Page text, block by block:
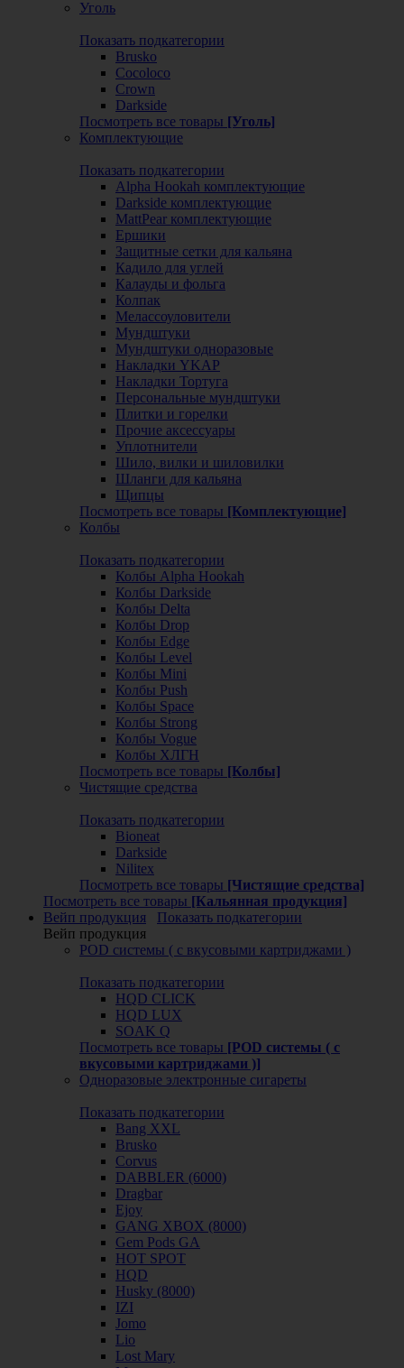
Уголь
Показать подкатегории
Brusko
Cocoloco
Crown
Darkside
Посмотреть все товары [Уголь]
Комплектующие
Показать подкатегории
Alpha Hookah комплектующие
Darkside комплектующие
MattPear комплектующие
Ершики
Защитные сетки для кальяна
Кадило для углей
Калауды и фольга
Колпак
Мелассоуловители
Мундштуки
Мундштуки одноразовые
Накладки YKAP
Накладки Тортуга
Персональные мундштуки
Плитки и горелки
Прочие аксессуары
Уплотнители
Шило, вилки и шиловилки
Шланги для кальяна
Щипцы
Посмотреть все товары [Комплектующие]
Колбы
Показать подкатегории
Колбы Alpha Hookah
Колбы Darkside
Колбы Delta
Колбы Drop
Колбы Edge
Колбы Level
Колбы Mini
Колбы Push
Колбы Space
Колбы Strong
Колбы Vogue
Колбы ХЛГН
Посмотреть все товары [Колбы]
Чистящие средства
Показать подкатегории
Bioneat
Darkside
Nilitex
Посмотреть все товары [Чистящие средства]
Посмотреть все товары [Кальянная продукция]
Вейп продукция
Показать подкатегории
Вейп продукция
POD системы ( с вкусовыми картриджами )
Показать подкатегории
HQD CLICK
HQD LUX
SOAK Q
Посмотреть все товары [POD системы ( с
вкусовыми картриджами )]
Одноразовые электронные сигареты
Показать подкатегории
Bang XXL
Brusko
Corvus
DABBLER (6000)
Dragbar
Ejoy
GANG XBOX (8000)
Gem Pods GA
HOT SPOT
HQD
Husky (8000)
IZI
Jomo
Lio
Lost Mary